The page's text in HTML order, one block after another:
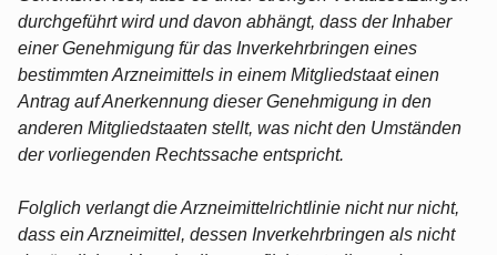
durchgeführt wird und davon abhängt, dass der Inhaber
einer Genehmigung für das Inverkehrbringen eines
bestimmten Arzneimittels in einem Mitgliedstaat einen
Antrag auf Anerkennung dieser Genehmigung in den
anderen Mitgliedstaaten stellt, was nicht den Umständen
der vorliegenden Rechtssache entspricht.
Folglich verlangt die Arzneimittelrichtlinie nicht nur nicht,
dass ein Arzneimittel, dessen Inverkehrbringen als nicht